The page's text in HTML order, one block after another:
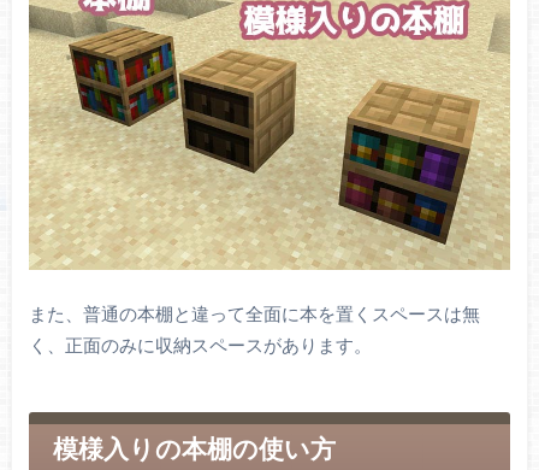
また、普通の本棚と違って全面に本を置くスペースは無
く、正面のみに収納スペースがあります。
模様入りの本棚の使い方